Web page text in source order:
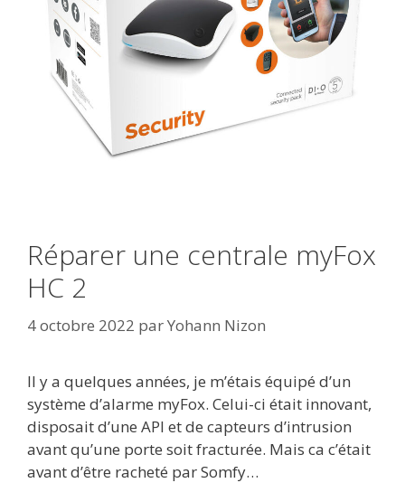
Réparer une centrale myFox
HC 2
4 octobre 2022 parYohann Nizon
Il y a quelques années, je m’étais équipé d’un
système d’alarme myFox. Celui-ci était innovant,
disposait d’une API et de capteurs d’intrusion
avant qu’une porte soit fracturée. Mais ca c’était
avant d’être racheté par Somfy…